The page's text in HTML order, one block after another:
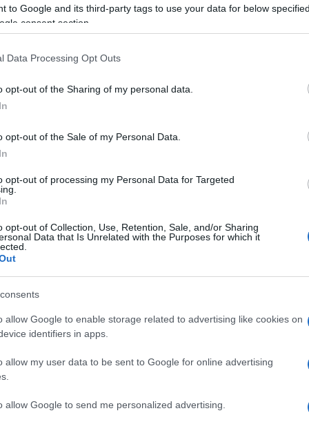
to Google and its third-party tags to use your data for below
consent section.
Data Processing Opt Outs
opt-out of the Sharing of my personal data.
opt-out of the Sale of my Personal Data.
opt-out of processing my Personal Data for Targeted
opt-out of Collection, Use, Retention, Sale, and/or Sharing
Data that Is Unrelated with the Purposes for which it
allow Google to enable storage related to advertising like cookies on
identifiers in apps.
allow my user data to be sent to Google for online advertising
allow Google to send me personalized advertising.
Liberty Financialfondata appositamente per
milioni di dollari da accordi extragiudiziali, tra cui
con azioni di
Nvidia
e dei club di golf